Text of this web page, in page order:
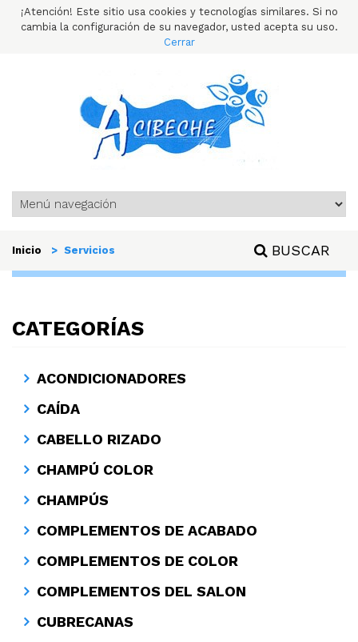
¡Atención! Este sitio usa cookies y tecnologías similares. Si no
cambia la configuración de su navegador, usted acepta su uso.
Cerrar
Inicio > Servicios BUSCAR
CATEGORÍAS
ACONDICIONADORES
CAÍDA
CABELLO RIZADO
CHAMPÚ COLOR
CHAMPÚS
COMPLEMENTOS DE ACABADO
COMPLEMENTOS DE COLOR
COMPLEMENTOS DEL SALON
CUBRECANAS